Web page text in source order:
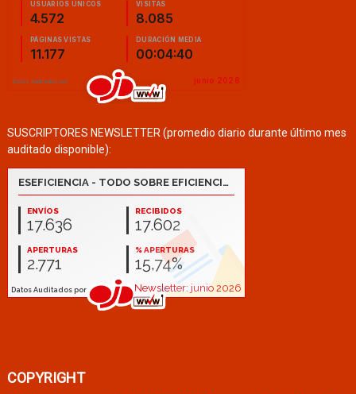
SUSCRIPTORES NEWSLETTER (promedio diario durante último mes
auditado disponible):
COPYRIGHT